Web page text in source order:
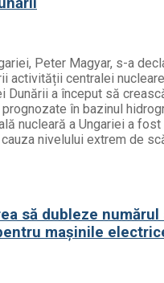
Peter Magyar, s-a
activității centralei
Dunării a început să
în bazinul
nucleară a Ungariei a
nivelului extrem de
să dubleze
mașinile